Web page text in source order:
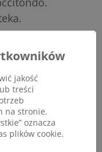
jakość
treści
na stronie.
oznacza
plików cookie.